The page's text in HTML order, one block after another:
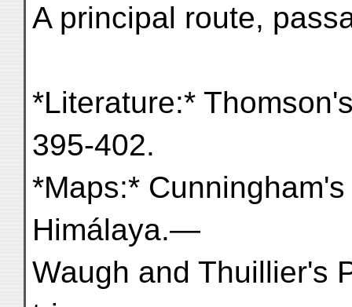
A principal route,
*Literature:*
395-402.
*Maps:*
Himálaya.—
Waugh and Thuillier's